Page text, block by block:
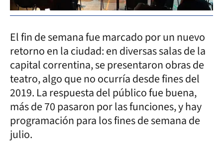
El fin de semana fue marcado por un nuevo
retorno en la ciudad: en diversas salas de la
capital correntina, se presentaron obras de
teatro, algo que no ocurría desde fines del
2019. La respuesta del público fue buena,
más de 70 pasaron por las funciones, y hay
programación para los fines de semana de
julio.